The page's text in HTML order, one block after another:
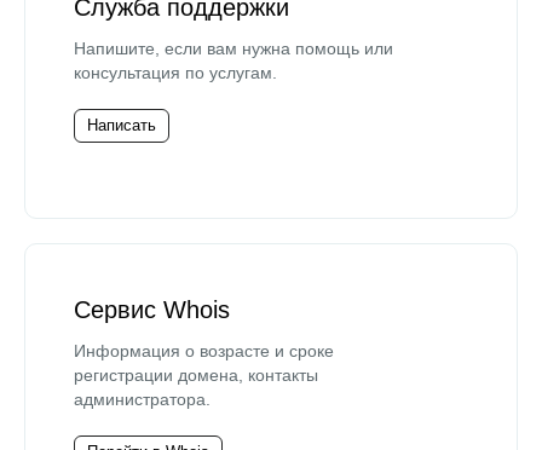
Служба поддержки
Напишите, если вам нужна помощь или
консультация по услугам.
Написать
Сервис Whois
Информация о возрасте и сроке
регистрации домена, контакты
администратора.